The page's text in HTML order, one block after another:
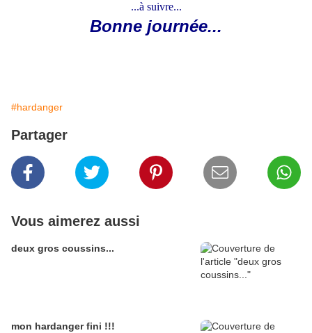
...à suivre...
Bonne journée...
#hardanger
Partager
Vous aimerez aussi
deux gros coussins...
mon hardanger fini !!!